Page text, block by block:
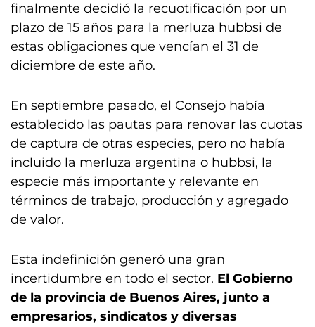
finalmente decidió la recuotificación por un
plazo de 15 años para la merluza hubbsi de
estas obligaciones que vencían el 31 de
diciembre de este año.
En septiembre pasado, el Consejo había
establecido las pautas para renovar las cuotas
de captura de otras especies, pero no había
incluido la merluza argentina o hubbsi, la
especie más importante y relevante en
términos de trabajo, producción y agregado
de valor.
Esta indefinición generó una gran
incertidumbre en todo el sector. El Gobierno
de la provincia de Buenos Aires, junto a
empresarios, sindicatos y diversas